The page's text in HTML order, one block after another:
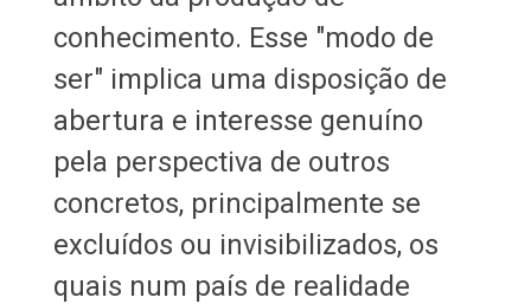
conhecimento. Esse "modo de
ser" implica uma disposição de
abertura e interesse genuíno
pela perspectiva de outros
concretos, principalmente se
excluídos ou invisibilizados, os
quais num país de realidade